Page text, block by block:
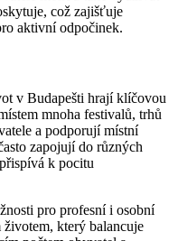
což zajišťuje
aktivní odpočinek.
v Budapešti hrají klíčovou
mnoha festivalů, trhů
a podporují místní
zapojují do různých
k pocitu
pro profesní i osobní
který balancuje